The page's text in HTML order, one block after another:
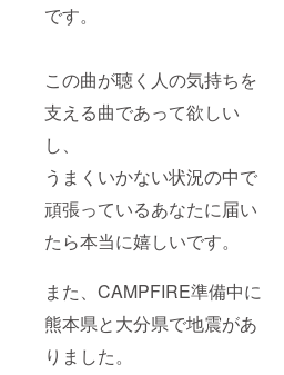
です。
この曲が聴く人の気持ちを
支える曲であって欲しい
し、
うまくいかない状況の中で
頑張っているあなたに届い
たら本当に嬉しいです。
また、CAMPFIRE準備中に
熊本県と大分県で地震があ
りました。